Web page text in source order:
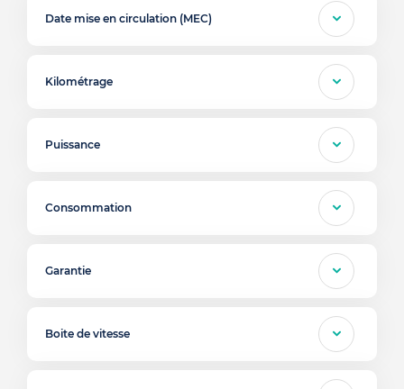
Date mise en circulation (MEC)
Kilométrage
Puissance
Consommation
Garantie
Boite de vitesse